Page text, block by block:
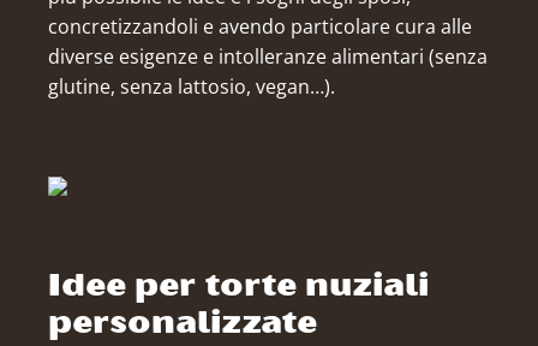
concretizzandoli e avendo particolare cura alle
diverse esigenze e intolleranze alimentari (senza
glutine, senza lattosio, vegan…).
Idee per torte nuziali
personalizzate